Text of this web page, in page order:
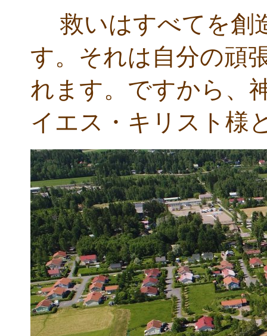
救いはすべてを創
す。それは自分の頑
れます。ですから、
イエス・キリスト様